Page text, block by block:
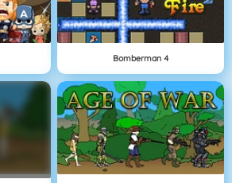
Bomberman 4